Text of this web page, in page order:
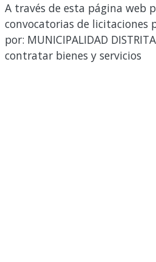
A través de esta página web
convocatorias de licitaciones
por: MUNICIPALIDAD
contratar bienes y servicios